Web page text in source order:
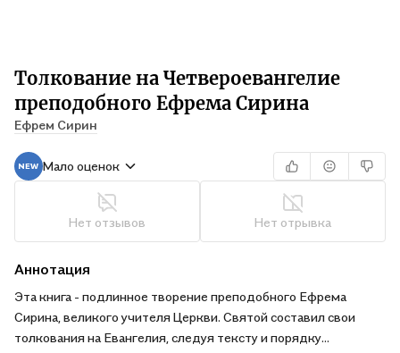
Толкование на Четвероевангелие
преподобного Ефрема Сирина
Ефрем Сирин
Мало оценок
Нет отзывов Нет отрывка
Аннотация
Эта книга - подлинное творение преподобного Ефрема
Сирина, великого учителя Церкви. Святой составил свои
толкования на Евангелия, следуя тексту и порядку